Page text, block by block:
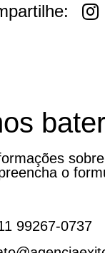
o
99267-0737